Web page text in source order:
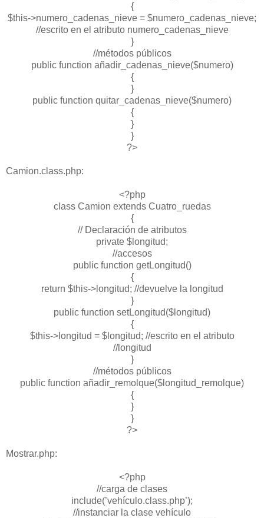
{
$this->numero_cadenas_nieve = $numero_cadenas_nieve;
//escrito en el atributo numero_cadenas_nieve
}
//métodos públicos
public function añadir_cadenas_nieve($numero)
{
}
public function quitar_cadenas_nieve($numero)
{
}
}
?>
Camion.class.php:
<?php
class Camion extends Cuatro_ruedas
{
// Declaración de atributos
private $longitud;
//accesos
public function getLongitud()
{
return $this->longitud; //devuelve la longitud
}
public function setLongitud($longitud)
{
$this->longitud = $longitud; //escrito en el atributo
//longitud
}
//métodos públicos
public function añadir_remolque($longitud_remolque)
{
}
}
?>
Mostrar.php:
<?php
//carga de clases
include(’vehículo.class.php’);
//instanciar la clase vehículo